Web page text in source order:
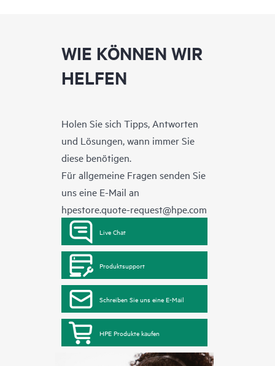
WIE KÖNNEN WIR
HELFEN
Holen Sie sich Tipps, Antworten
und Lösungen, wann immer Sie
diese benötigen.
Für allgemeine Fragen senden Sie
uns eine E-Mail an
hpestore.quote-request@hpe.com
Live Chat
Produktsupport
Schreiben Sie uns eine E-Mail
HPE Produkte kaufen